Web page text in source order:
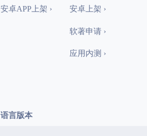
安卓APP上架 › 安卓上架 ›
软著申请 ›
应用内测 ›
语言版本